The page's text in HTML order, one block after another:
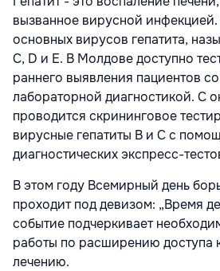
вызванное вирусной инфекцией.
основных вирусов гепатита,
C, D и E. В Молдове доступно
раннего выявления пациентов
лабораторной диагностикой. С
проводится скрининговое
вирусные гепатиты B и C с
диагностических экспресс-
В этом году Всемирный день
проходит под девизом: „Время
событие подчеркивает
работы по расширению доступа
лечению.